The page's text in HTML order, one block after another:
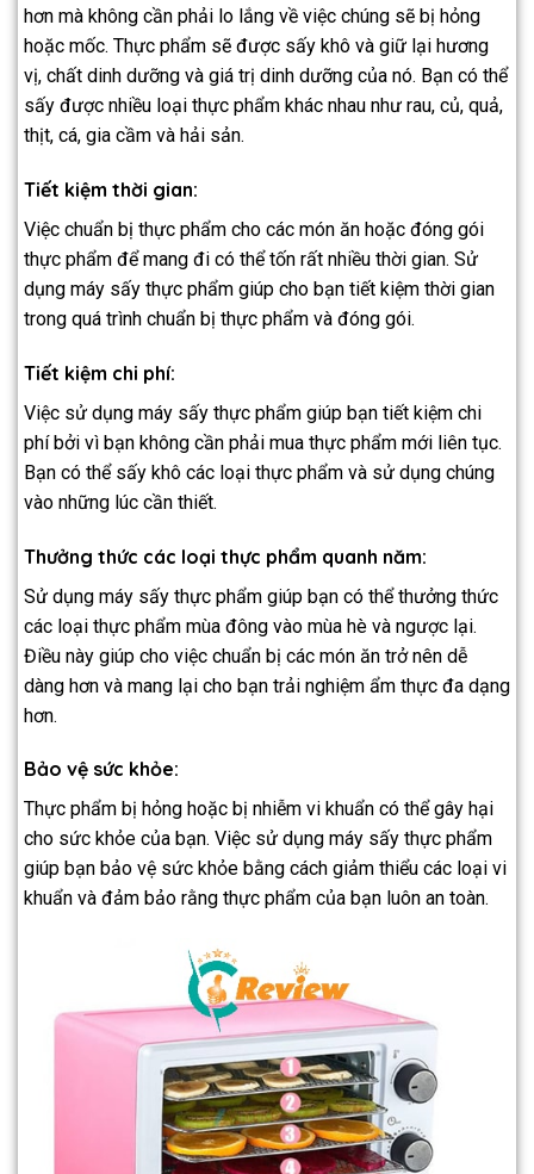
hơn mà không cần phải lo lắng về việc chúng sẽ bị hỏng
hoặc mốc. Thực phẩm sẽ được sấy khô và giữ lại hương
vị, chất dinh dưỡng và giá trị dinh dưỡng của nó. Bạn có thể
sấy được nhiều loại thực phẩm khác nhau như rau, củ, quả,
thịt, cá, gia cầm và hải sản.
Tiết kiệm thời gian:
Việc chuẩn bị thực phẩm cho các món ăn hoặc đóng gói
thực phẩm để mang đi có thể tốn rất nhiều thời gian. Sử
dụng máy sấy thực phẩm giúp cho bạn tiết kiệm thời gian
trong quá trình chuẩn bị thực phẩm và đóng gói.
Tiết kiệm chi phí:
Việc sử dụng máy sấy thực phẩm giúp bạn tiết kiệm chi
phí bởi vì bạn không cần phải mua thực phẩm mới liên tục.
Bạn có thể sấy khô các loại thực phẩm và sử dụng chúng
vào những lúc cần thiết.
Thưởng thức các loại thực phẩm quanh năm:
Sử dụng máy sấy thực phẩm giúp bạn có thể thưởng thức
các loại thực phẩm mùa đông vào mùa hè và ngược lại.
Điều này giúp cho việc chuẩn bị các món ăn trở nên dễ
dàng hơn và mang lại cho bạn trải nghiệm ẩm thực đa dạng
hơn.
Bảo vệ sức khỏe:
Thực phẩm bị hỏng hoặc bị nhiễm vi khuẩn có thể gây hại
cho sức khỏe của bạn. Việc sử dụng máy sấy thực phẩm
giúp bạn bảo vệ sức khỏe bằng cách giảm thiểu các loại vi
khuẩn và đảm bảo rằng thực phẩm của bạn luôn an toàn.